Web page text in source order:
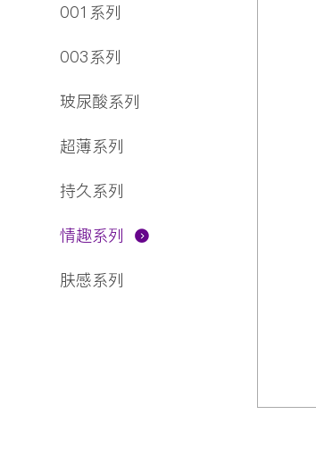
延时喷剂
001系列
003系列
玻尿酸系列
超薄系列
持久系列
情趣系列
肤感系列